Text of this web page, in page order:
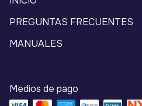
PREGUNTAS FRECUENTES
MANUALES
Medios de pago